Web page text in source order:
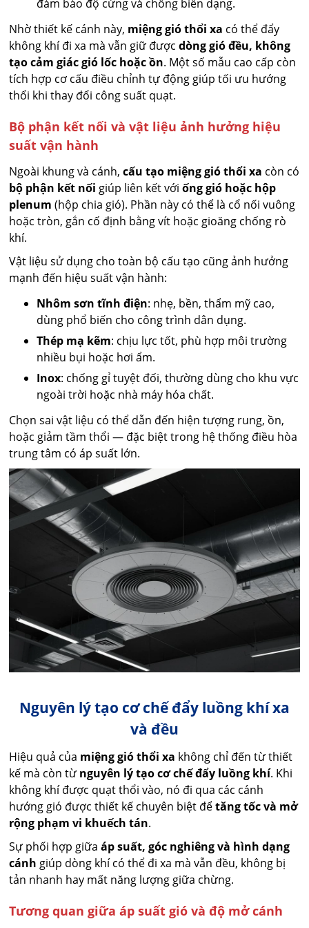
đảm bảo độ cứng và chống biến dạng.
Nhờ thiết kế cánh này, miệng gió thổi xa có thể đẩy
không khí đi xa mà vẫn giữ đượcdòng gió đều, không
tạo cảm giác gió lốc hoặc ồn. Một số mẫu cao cấp còn
tích hợp cơ cấu điều chỉnh tự động giúp tối ưu hướng
thổi khi thay đổi công suất quạt.
Bộ phận kết nối và vật liệu ảnh hưởng hiệu
suất vận hành
Ngoài khung và cánh,cấu tạo miệng gió thổi xa còn có
bộ phận kết nối giúp liên kết vớiống gió hoặc hộp
plenum (hộp chia gió). Phần này có thể là cổ nối vuông
hoặc tròn, gắn cố định bằng vít hoặc gioăng chống rò
khí.
Vật liệu sử dụng cho toàn bộ cấu tạo cũng ảnh hưởng
mạnh đến hiệu suất vận hành:
Nhôm sơn tĩnh điện: nhẹ, bền, thẩm mỹ cao,
dùng phổ biến cho công trình dân dụng.
Thép mạ kẽm: chịu lực tốt, phù hợp môi trường
nhiều bụi hoặc hơi ẩm.
Inox: chống gỉ tuyệt đối, thường dùng cho khu vực
ngoài trời hoặc nhà máy hóa chất.
Chọn sai vật liệu có thể dẫn đến hiện tượng rung, ồn,
hoặc giảm tầm thổi — đặc biệt trong hệ thống điều hòa
trung tâm có áp suất lớn.
Nguyên lý tạo cơ chế đẩy luồng khí xa
và đều
Hiệu quả của miệng gió thổi xa không chỉ đến từ thiết
kế mà còn từ nguyên lý tạo cơ chế đẩy luồng khí. Khi
không khí được quạt thổi vào, nó đi qua các cánh
hướng gió được thiết kế chuyên biệt đểtăng tốc và mở
rộng phạm vi khuếch tán.
Sự phối hợp giữaáp suất, góc nghiêng và hình dạng
cánh giúp dòng khí có thể đi xa mà vẫn đều, không bị
tản nhanh hay mất năng lượng giữa chừng.
Tương quan giữa áp suất gió và độ mở cánh